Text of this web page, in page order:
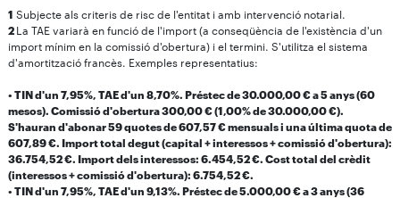
1 Subjecte als criteris de risc de l'entitat i amb intervenció notarial.
2 La TAE variarà en funció de l'import (a conseqüència de l'existència d'un
import mínim en la comissió d'obertura) i el termini. S'utilitza el sistema
d'amortització francès. Exemples representatius:
• TIN d'un 7,95%, TAE d'un 8,70%. Préstec de 30.000,00 € a 5 anys (60
mesos). Comissió d'obertura 300,00 € (1,00% de 30.000,00 €).
S'hauran d'abonar 59 quotes de 607,57 € mensuals i una última quota de
607,89 €. Import total degut (capital + interessos + comissió d'obertura):
36.754,52 €. Import dels interessos: 6.454,52 €. Cost total del crèdit
(interessos + comissió d'obertura): 6.754,52 €.
• TIN d'un 7,95%, TAE d'un 9,13%. Préstec de 5.000,00 € a 3 anys (36